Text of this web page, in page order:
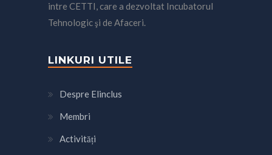
intre CETTI, care a dezvoltat Incubatorul
Tehnologic şi de Afaceri.
LINKURI UTILE
Despre Elinclus
Membri
Activități